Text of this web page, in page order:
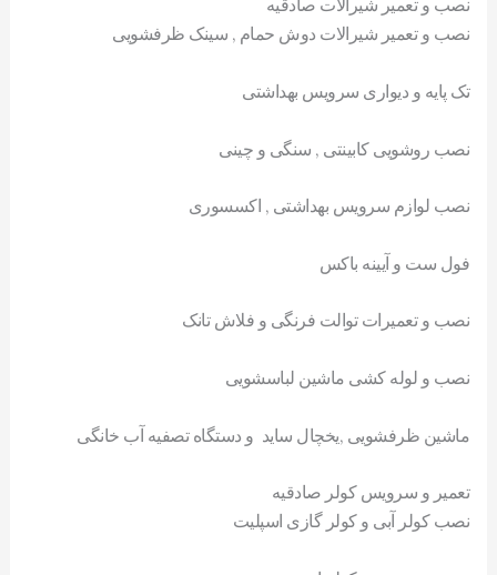
نصب و تعمیر شیرالات صادقیه
نصب و تعمیر شیرالات دوش حمام , سینک ظرفشویی
تک پایه و دیواری سرویس بهداشتی
نصب روشویی کابینتی , سنگی و چینی
نصب لوازم سرویس بهداشتی , اکسسوری
فول ست و آیینه باکس
نصب و تعمیرات توالت فرنگی و فلاش تانک
نصب و لوله کشی ماشین لباسشویی
ماشین ظرفشویی ,یخچال ساید و دستگاه تصفیه آب خانگی
تعمیر و سرویس کولر صادقیه
نصب کولر آبی و کولر گازی اسپلیت